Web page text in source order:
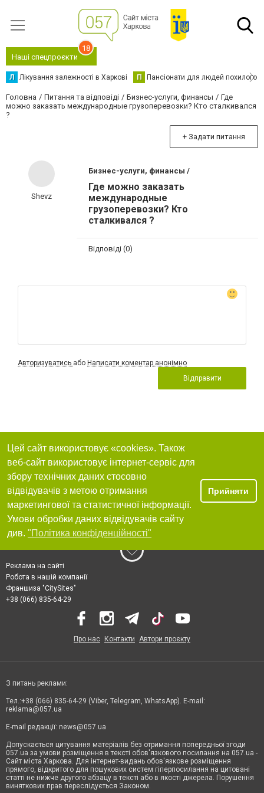
Наші спецпроєкти
18
Л Лікування залежності в Харкові П Пансіонати для людей похилого
Головна Питання та відповіді Бизнес-услуги, финансы
Где
можно заказать международные грузоперевозки? Кто сталкивался
?
+ Задати питання
Shevz
Бизнес-услуги, финансы /
Где можно заказать
международные
грузоперевозки? Кто
сталкивался ?
Відповіді (0)
Авторизуватись або Написати коментар анонімно
Відправити
Цей сайт використовує «cookies». Також
веб-сайт використовує інтернет-сервіс для
збору технічних даних стосовно
відвідувачів з метою отримання
маркетингової та статистичної інформації.
Умови обробки даних відвідувачів сайту
див. "Політика конфіденційності"
Прийняти
Реклама на сайті
Робота в нашій компанії
Франшиза "CitySites"
+38 (066) 835-64-29
Про нас Контакти Автори проєкту
З питань реклами:
Тел.:+38 (066) 835-64-29 (Viber, Telegram, WhatsApp). E-mail:
reklama@057.ua
E-mail редакції: news@057.ua
Допускається цитування матеріалів без отримання попередньої згоди
057.ua за умови розміщення в тексті обов'язкового посилання на 057.ua -
Сайт міста Харкова. Для інтернет-видань обов'язкове розміщення
прямого, відкритого для пошукових систем гіперпосилання на цитовані
статті не нижче другого абзацу в тексті або в якості джерела. Порушення
виняткових прав переслідується Законом.